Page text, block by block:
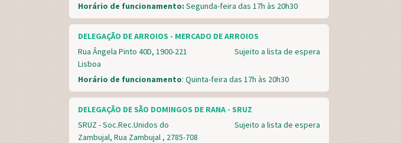
Horário de funcionamento: Segunda-feira das 17h às 20h30
DELEGAÇÃO DE ARROIOS - MERCADO DE ARROIOS
Rua Ângela Pinto 40D, 1900-221
Lisboa
Sujeito a lista de espera
Horário de funcionamento: Quinta-feira das 17h às 20h30
DELEGAÇÃO DE SÃO DOMINGOS DE RANA - SRUZ
SRUZ - Soc.Rec.Unidos do
Zambujal, Rua Zambujal , 2785-708
Sujeito a lista de espera